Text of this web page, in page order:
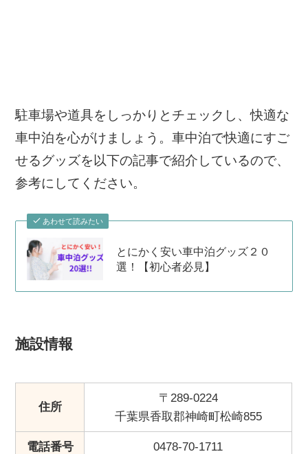
駐車場や道具をしっかりとチェックし、快適な
車中泊を心がけましょう。車中泊で快適にすご
せるグッズを以下の記事で紹介しているので、
参考にしてください。
あわせて読みたい
とにかく安い車中泊グッズ２０
選！【初心者必見】
施設情報
住所
〒289-0224
千葉県香取郡神崎町松崎855
電話番号 0478-70-1711